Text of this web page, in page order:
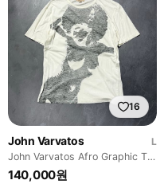
16
John Varvatos
L
John Varvatos Afro Graphic T-
Shirt
140,000원